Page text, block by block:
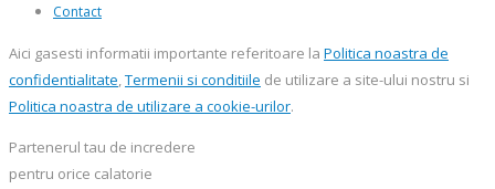
Contact
Aici gasesti informatii importante referitoare la Politica noastra de
confidentialitate,Termenii si conditiile de utilizare a site-ului nostru si
Politica noastra de utilizare a cookie-urilor.
Partenerul tau de incredere
pentru orice calatorie